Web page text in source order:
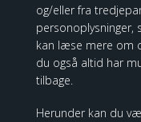
og/eller fra
personoplysninger,
kan læse mere om
du også altid har
tilbage.
Herunder kan du
Willow Tree Beautiful
229,00 DKK
206,10 DKK